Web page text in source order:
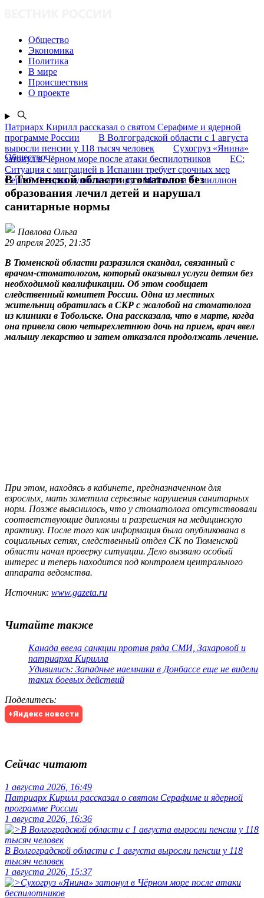
Общество
Экономика
Политика
В мире
Происшествия
О проекте
Патриарх Кирилл рассказал о святом Серафиме и ядерной
программе России
В Волгоградской области с 1 августа
выросли пенсии у 118 тысяч человек
Сухогруз «Янина»
затонул в Чёрном море после атаки беспилотников
ЕС:
Ситуация с миграцией в Испании требует срочных мер
Сергей Лазарев купил квартиру в Майами за $1 миллион
Общество
В Тюменской области стоматолог без
образования лечил детей и нарушал
санитарные нормы
Павлова Ольга
29 апреля 2025, 21:35
В Тюменской области разразился скандал, связанный с
врачом-стоматологом, который оказывал услуги детям без
необходимой квалификации. Об этом сообщает
следственный комитет России. Одна из местных
жительниц обратилась в СКР с жалобой на стоматолога
из клиники в Тобольске. Она рассказала, что в марте, когда
она привела свою четырехлетнюю дочь на прием, врач ввел
малышу лекарство и затем отказался продолжать лечение.
При этом, находясь в кабинете, предназначенном для
взрослых, мать заметила серьезные нарушения санитарных
норм. Позже выяснилось, что у стоматолога отсутствовали
соответствующие дипломы и разрешения на медицинскую
практику. После того как информация была опубликована в
социальных сетях, следственный отдел СК по Тюменской
области начал проверку ситуации. Дело вызвало особый
интерес и теперь находится под контролем центрального
аппарата ведомства.
Источник: www.gazeta.ru
Читайте также
Канада ввела санкции против ряда СМИ, Захаровой и
патриарха Кирилла
Удивились: Западные наемники в Донбассе еще не видели
таких боевых действий
Поделитесь:
+Яндекс новости
Сейчас читают
1 августа 2026, 16:49
Патриарх Кирилл рассказал о святом Серафиме и ядерной
программе России
1 августа 2026, 16:36
В Волгоградской области с 1 августа выросли пенсии у 118
тысяч человек
1 августа 2026, 15:37